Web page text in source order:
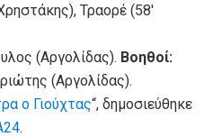
Τραορέ (58′
(Αργολίδας). Βοηθοί:
(Αργολίδας).
ο Γιούχτας“, δημοσιεύθηκε
.